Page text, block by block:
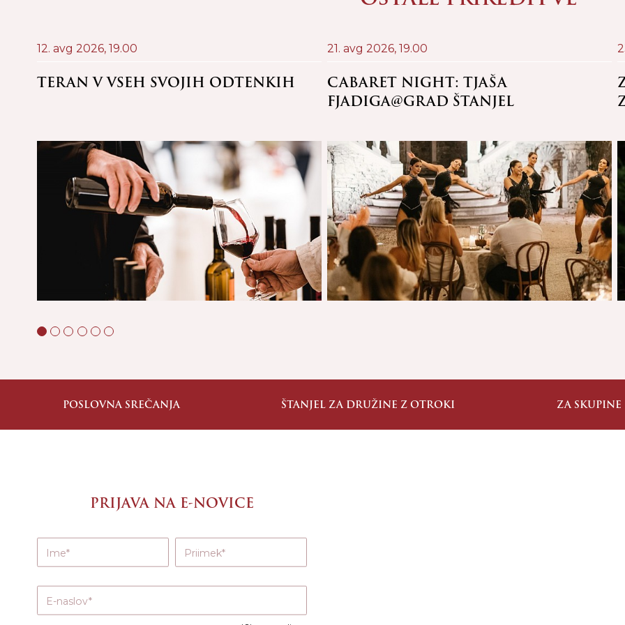
12. avg 2026, 19.00
TERAN V VSEH SVOJIH ODTENKIH
21. avg 2026, 19.00
CABARET NIGHT: TJAŠA
FJADIGA@GRAD ŠTANJEL
POSLOVNA SREČANJA ŠTANJEL ZA DRUŽINE Z OTROKI ZA SKUPINE
PRIJAVA NA E-NOVICE
Ime Priimek
E-naslov